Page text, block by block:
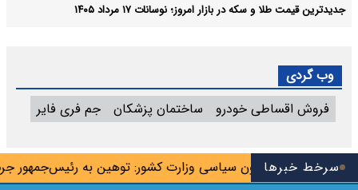
سرخط خبرهامعاون سیاسی وزارت کشور: توهین به رئیس‌جمهور شد
جدیدترین قیمت طلا و سکه در بازار امروز؛ نوسانات ۱۷ مرداد ۱۴۰۵
وب گردی
فروش اقساطی خودرو
ساختمان پزشکان جم فری فایر